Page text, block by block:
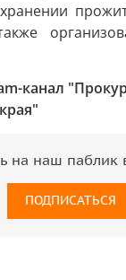
канал
на наш паблик
ПОДПИСАТЬСЯ